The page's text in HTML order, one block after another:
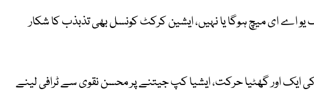
یو اے ای میچ ہوگا یا نہیں، ایشین کرکٹ کونسل بھی تذبذب کا شکار
کی ایک اور گھٹیا حرکت، ایشیا کپ جیتنے پر محسن نقوی سے ٹرافی لینے